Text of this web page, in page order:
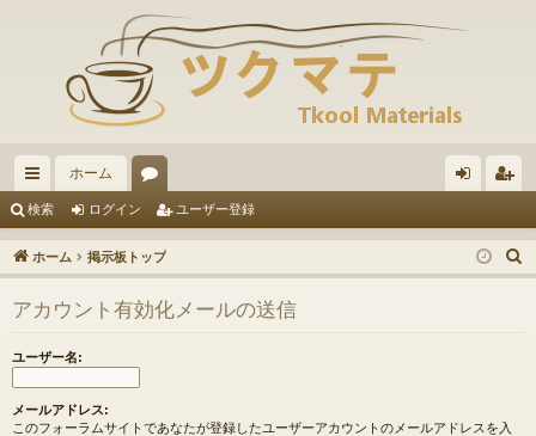
イ
ッ
ク
リ
ン
ク
ホーム
ー
ラ
ム
イ
ン
ザ
ー
検索 ログイン ユーザー登録
ホーム 掲示板トップ
索
アカウント有効化メールの送信
ユーザー名:
メールアドレス:
このフォーラムサイトであなたが登録したユーザーアカウントのメールアドレスを入